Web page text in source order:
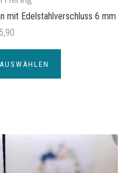
mit Edelstahlverschluss 6 mm